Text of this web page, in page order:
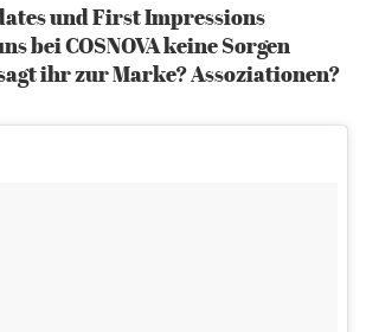
und First Impressions
bei COSNOVA keine Sorgen
ihr zur Marke? Assoziationen?